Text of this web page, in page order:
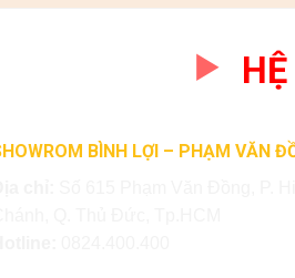
BÌNH LỢI – PHẠM VĂN